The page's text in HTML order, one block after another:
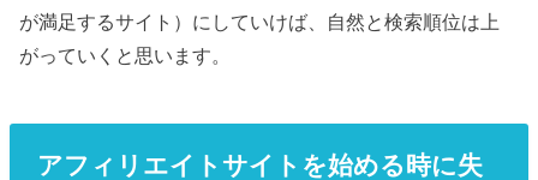
が満足するサイト）にしていけば、自然と検索順位は上
がっていくと思います。
アフィリエイトサイトを始める時に失